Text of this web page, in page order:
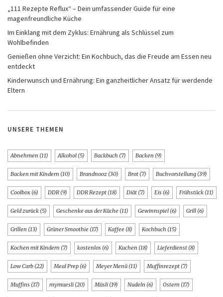
„111 Rezepte Reflux“ – Dein umfassender Guide für eine
magenfreundliche Küche
Im Einklang mit dem Zyklus: Ernährung als Schlüssel zum
Wohlbefinden
Genießen ohne Verzicht: Ein Kochbuch, das die Freude am Essen neu
entdeckt
Kinderwunsch und Ernährung: Ein ganzheitlicher Ansatz für werdende
Eltern
UNSERE THEMEN
Abnehmen (11) Alkohol (5) Backbuch (7) Backen (9)
Backen mit Kindern (10) Brandnooz (30) Brot (7) Buchvorstellung (39)
Coolbox (6) DDR (9) DDR Rezept (18) Diät (7) Eis (6) Frühstück (11)
Geld zurück (5) Geschenke aus der Küche (11) Gewinnspiel (6) Grill (6)
Grillen (13) Grüner Smoothie (17) Kaffee (8) Kochbuch (15)
Kochen mit Kindern (7) kostenlos (6) Kuchen (18) Lieferdienst (8)
Low Carb (22) Meal Prep (6) Meyer Menü (11) Muffinrezept (7)
Muffins (17) mymuesli (20) Müsli (19) Nudeln (6) Ostern (17)